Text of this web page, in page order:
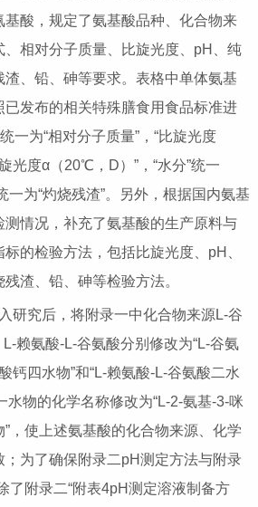
酸，规定了氨基酸品种、化合物来
相对分子质量、比旋光度、pH、纯
渣、铅、砷等要求。表格中单体氨基
发布的相关特殊膳食用食品标准进
一为“相对分子质量”，“比旋光度
光度α（20℃，D）”，“水分”统一
一为“灼烧残渣”。另外，根据国内氨基
情况，补充了氨基酸的生产原料与
的检验方法，包括比旋光度、pH、
渣、铅、砷等检验方法。
研究后，将附录一中化合物来源L-谷
赖氨酸-L-谷氨酸分别修改为“L-谷氨
钙四水物”和“L-赖氨酸-L-谷氨酸二水
水物的化学名称修改为“L-2-氨基-3-咪
，使上述氨基酸的化合物来源、化学
为了确保附录二pH测定方法与附录
了附录二“附表4pH测定溶液制备方